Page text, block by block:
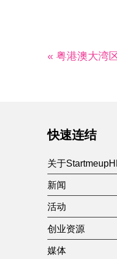
« 粤港澳大湾
快速连结
关于
新闻
活动
创业资源
媒体